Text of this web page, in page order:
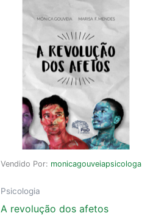
Vendido Por: monicagouveiapsicologa
Psicologia
A revolução dos afetos